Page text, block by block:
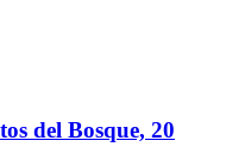
del Bosque, 20